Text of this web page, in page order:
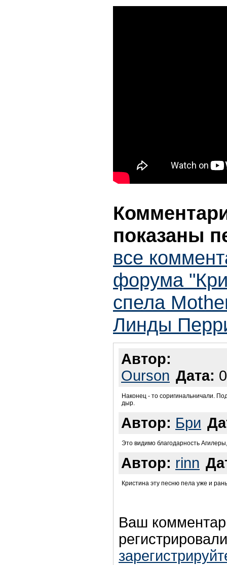
показаны
все
форума
спела
Линды
Автор:
Ourson Дата:
Наконец - то соригинальничали.
дыр.
Автор: Бри
Это видимо благодарность
Автор: rinn
Кристина эту песню пела уже и
Ваш